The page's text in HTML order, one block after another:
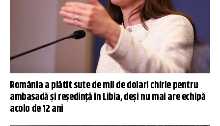
România a plătit sute de mii de dolari chirie pentru
ambasadă și reședință în Libia, deși nu mai are echipă
acolo de 12 ani